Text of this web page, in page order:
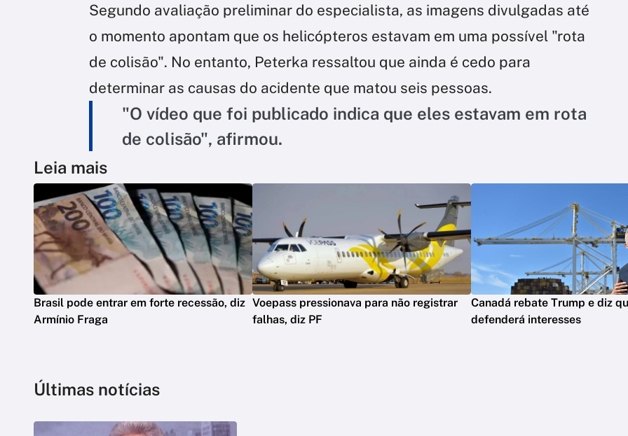
Segundo avaliação preliminar do especialista, as imagens divulgadas até
o momento apontam que os helicópteros estavam em uma possível "rota
de colisão". No entanto, Peterka ressaltou que ainda é cedo para
determinar as causas do acidente que matou seis pessoas.
"O vídeo que foi publicado indica que eles estavam em rota
de colisão", afirmou.
Leia mais
Brasil pode entrar em forte recessão, diz
Armínio Fraga
Voepass pressionava para não registrar
falhas, diz PF
Canadá rebate Trump e diz
defenderá interesses
Últimas notícias